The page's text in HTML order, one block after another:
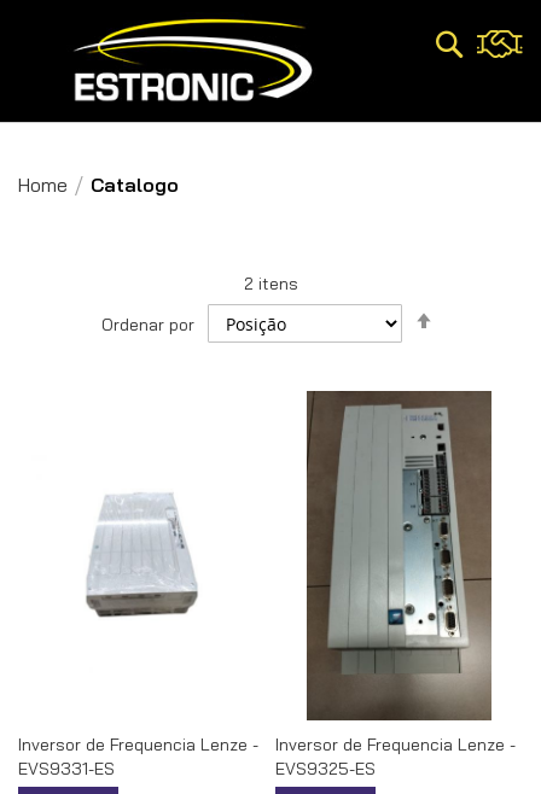
Pesquisa
Home Catalogo
2 itens
Ordenar por
Inversor de Frequencia Lenze -
EVS9331-ES
Inversor de Frequencia Lenze -
EVS9325-ES